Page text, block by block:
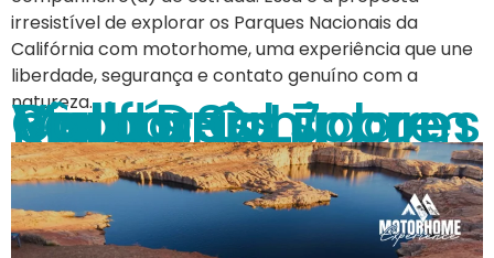
irresistível de explorar os Parques Nacionais da
Califórnia com motorhome, uma experiência que une
liberdade, segurança e contato genuíno com a
natureza.
Pôr do Sol sobre Rodas: Os 7 Melhores Lugares para Dormir com Vista na Califórnia